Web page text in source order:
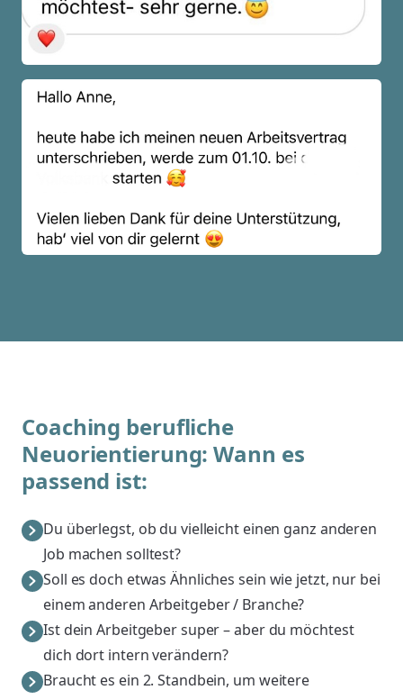
Coaching berufliche
Neuorientierung: Wann es
passend ist:
Du überlegst, ob du vielleicht einen ganz anderen
Job machen solltest?
Soll es doch etwas Ähnliches sein wie jetzt, nur bei
einem anderen Arbeitgeber / Branche?
Ist dein Arbeitgeber super – aber du möchtest
dich dort intern verändern?
Braucht es ein 2. Standbein, um weitere